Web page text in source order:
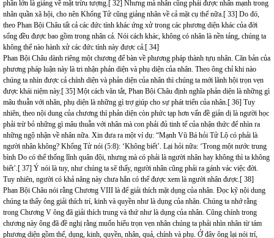
phần lớn là giảng về mặt trừu tượng.[ 32] Nhưng mà nhân cũng phải được nhấn mạnh trong
nhân quần xã hội, cho nên Khổng Tử cũng giảng nhân về cả mặt cụ thể nữa.[ 33] Do đó,
theo Phan Bội Châu tất cả các đức tính khác ứng xử trong các phương diện khác của đời
sống đều được bao gồm trong nhân cả. Nói cách khác, không có nhân là nền tảng, chúng ta
không thể nào hành xử các đức tính này được cả.[ 34]
Phan Bội Châu dành riêng một chương để bàn về phương pháp thành tựu nhân. Căn bản của
phương pháp luận này là tri nhận phản diện và phụ diện của nhân. Theo ông chỉ khi nào
chúng ta nhìn được cả chính diện và phản diện của nhân thì chúng ta mới lãnh hội trọn vẹn
được khái niệm này.[ 35] Một cách văn tắt, Phan Bội Châu định nghĩa phản diện là những gì
mâu thuẫn với nhân, phụ diện là những gì trợ giúp cho sự phát triển của nhân.[ 36] Tuy
nhiên, theo nội dung của chương thì phản diện còn phức tạp hơn vấn đề giản dị là người học
phải trừ bỏ những gì mâu thuẫn với nhân mà con phải đủ tinh tế của nhận thức để nhìn ra
những ngộ nhận về nhân nữa. Xin đưa ra một ví dụ: “Mạnh Vũ Bá hỏi Tử Lộ có phải là
người nhân không? Khổng Tử nói (5:8): ‘Không biết’. Lại hỏi nữa: ‘Trong một nước trung
bình Do có thể thống lĩnh quân đội, nhưng mà có phải là người nhân hay không thì ta không
biết’.[ 37] Ý nói là tuy, như chúng ta sẽ thấy, người nhân cũng phải ra gánh vác việc đời.
Tuy nhiên, người có khả năng này chưa hẳn có thể được xem là người nhân được.[ 38]
Phan Bội Châu nói rằng Chương VIII là để giải thích mặt dụng của nhân. Đọc kỹ nội dung
chúng ta thấy ông giải thích trí, kinh và quyền như là dụng của nhân. Chúng ta nhớ rằng
trong Chương V ông đã giải thích trung và thứ như là dụng của nhân. Cũng chính trong
chương này ông đã đề nghị rằng muốn hiểu trọn vẹn nhân chúng ta phải nhìn nhân từ tám
phương diện gồm thể, dụng, kinh, quyền, nhân, quả, chính và phụ. Ở đây ông lại nói trí,